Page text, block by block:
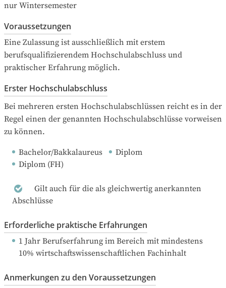
nur Wintersemester
Voraussetzungen
Eine Zulassung ist ausschließlich mit erstem
berufsqualifizierendem Hochschulabschluss und
praktischer Erfahrung möglich.
Erster Hochschulabschluss
Bei mehreren ersten Hochschulabschlüssen reicht es in der
Regel einen der genannten Hochschulabschlüsse vorweisen
zu können.
Bachelor/Bakkalaureus
Diplom
Diplom (FH)
Gilt auch für die als gleichwertig anerkannten
Abschlüsse
Erforderliche praktische Erfahrungen
1 Jahr Berufserfahrung im Bereich mit mindestens
10% wirtschaftswissenschaftlichen Fachinhalt
Anmerkungen zu den Voraussetzungen